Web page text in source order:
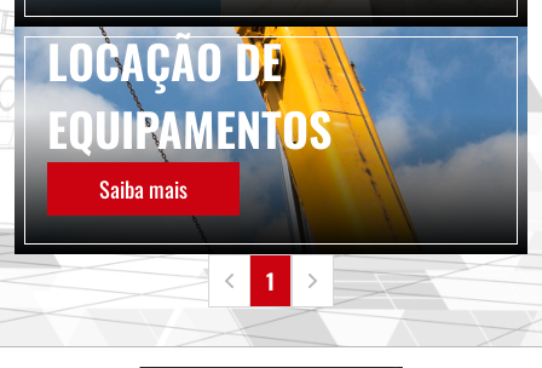
LOCAÇÃO DE
EQUIPAMENTOS
Saiba mais
1